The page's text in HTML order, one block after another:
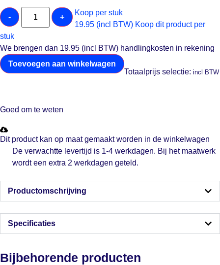
- +
Koop per stuk
19.95 (incl BTW) Koop dit product per
stuk
We brengen dan 19.95 (incl BTW) handlingkosten in rekening
Toevoegen aan winkelwagen
Totaalprijs selectie: incl BTW
Goed om te weten
Dit product kan op maat gemaakt worden in de winkelwagen
De verwachtte levertijd is 1-4 werkdagen. Bij het maatwerk
wordt een extra 2 werkdagen geteld.
Productomschrijving
Specificaties
Bijbehorende producten